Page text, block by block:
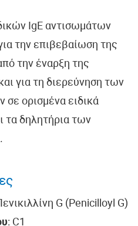
IgE αντισωμάτων
την επιβεβαίωση της
την έναρξη της
για τη διερεύνηση των
σε ορισμένα ειδικά
τα δηλητήρια των
G (Penicilloyl G)
: C1